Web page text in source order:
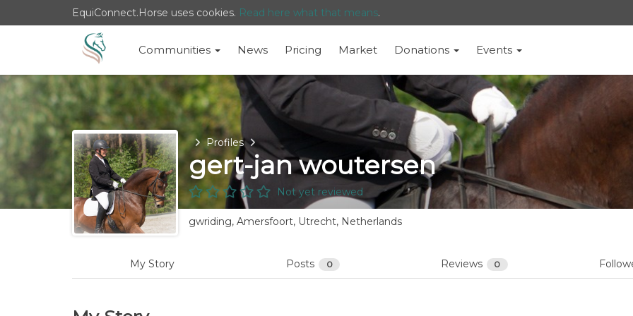
EquiConnect.Horse uses cookies. Read here what that means.
Communities News Pricing Market Donations Events
HomeProfiles
gert-jan woutersen
Not yet reviewed
gwriding, Amersfoort, Utrecht, Netherlands
My Story Posts 0 Reviews 0